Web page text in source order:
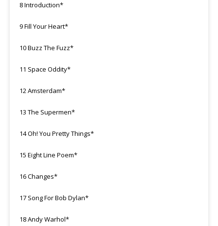
8 Introduction*
9 Fill Your Heart*
10 Buzz The Fuzz*
11 Space Oddity*
12 Amsterdam*
13 The Supermen*
14 Oh! You Pretty Things*
15 Eight Line Poem*
16 Changes*
17 Song For Bob Dylan*
18 Andy Warhol*